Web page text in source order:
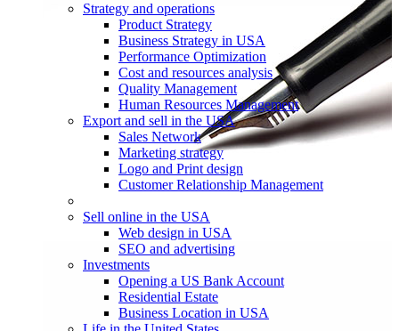
Strategy and operations
Product Strategy
Business Strategy in USA
Performance Optimization
Cost and resources analysis
Quality Management
Human Resources Management
Export and sell in the USA
Sales Network
Marketing strategy
Logo and Print design
Customer Relationship Management
Sell online in the USA
Web design in USA
SEO and advertising
Investments
Opening a US Bank Account
Residential Estate
Business Location in USA